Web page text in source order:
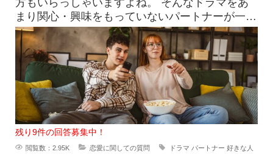
方もいらっしゃいますよね。 そんなドラマをあ
まり関心・興味をもっていないパートナーが一緒
に見ているときに ド
残り9件の回答募集中！
閲覧数：2.95K 恋愛に関しての質問 ドラマ パートナー 好きな人